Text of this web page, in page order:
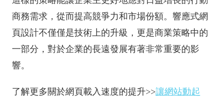
商務需求，從而提高競爭力和市場份額。響應式網
頁設計不僅僅是技術上的升級，更是商業策略中的
一部分，對於企業的長遠發展有著非常重要的影
響。
了解更多關於網頁載入速度的提升>>讓網站動起